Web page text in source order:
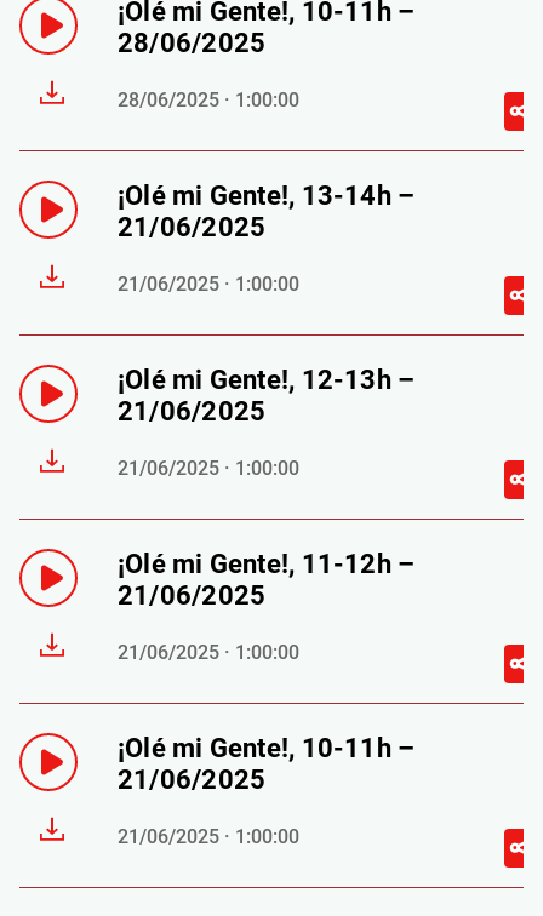
¡Olé mi Gente!, 10-11h –
28/06/2025
28/06/2025 · 1:00:00
¡Olé mi Gente!, 13-14h –
21/06/2025
21/06/2025 · 1:00:00
¡Olé mi Gente!, 12-13h –
21/06/2025
21/06/2025 · 1:00:00
¡Olé mi Gente!, 11-12h –
21/06/2025
21/06/2025 · 1:00:00
¡Olé mi Gente!, 10-11h –
21/06/2025
21/06/2025 · 1:00:00